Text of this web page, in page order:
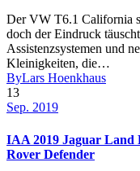
Der VW T6.1 California
doch der Eindruck
Assistenzsystemen und
Kleinigkeiten, die…
ByLars Hoenkhaus
13
Sep. 2019
IAA 2019 Jaguar Land
Rover Defender